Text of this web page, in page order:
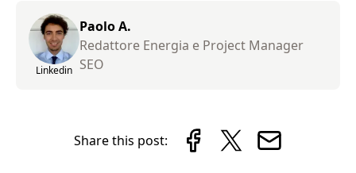
Linkedin
Paolo A.
Redattore Energia e Project Manager
SEO
Share this post: